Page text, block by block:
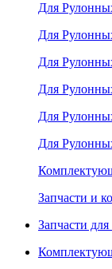
Для
Для
Для
Для
Для
Для
Запчасти и
Запчасти